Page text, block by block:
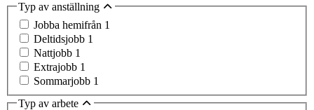
Typ av anställning
Jobba hemifrån 1
Deltidsjobb 1
Nattjobb 1
Extrajobb 1
Sommarjobb 1
Typ av arbete